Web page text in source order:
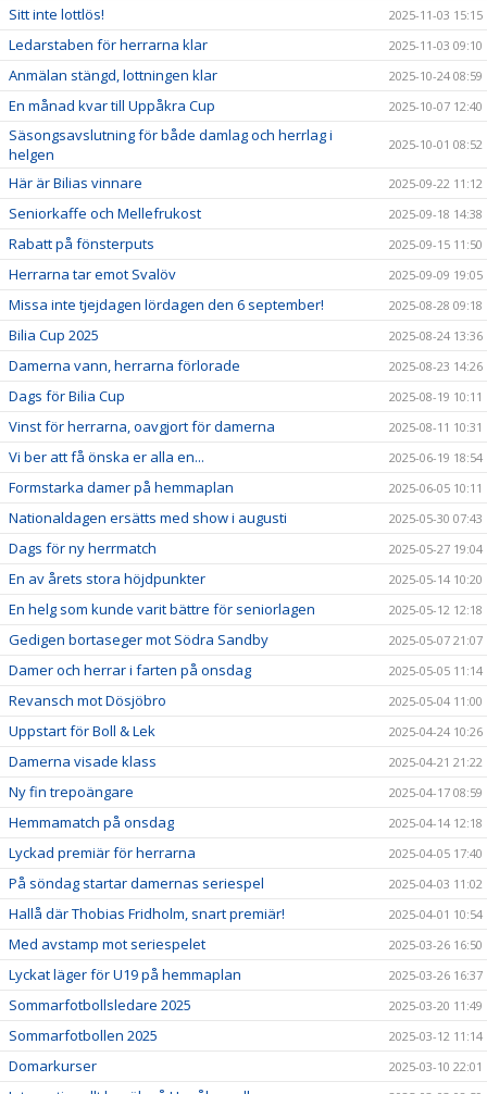
Sitt inte lottlös! 2025-11-03 15:15
Ledarstaben för herrarna klar 2025-11-03 09:10
Anmälan stängd, lottningen klar 2025-10-24 08:59
En månad kvar till Uppåkra Cup 2025-10-07 12:40
Säsongsavslutning för både damlag och herrlag i
helgen
2025-10-01 08:52
Här är Bilias vinnare 2025-09-22 11:12
Seniorkaffe och Mellefrukost 2025-09-18 14:38
Rabatt på fönsterputs 2025-09-15 11:50
Herrarna tar emot Svalöv 2025-09-09 19:05
Missa inte tjejdagen lördagen den 6 september! 2025-08-28 09:18
Bilia Cup 2025 2025-08-24 13:36
Damerna vann, herrarna förlorade 2025-08-23 14:26
Dags för Bilia Cup 2025-08-19 10:11
Vinst för herrarna, oavgjort för damerna 2025-08-11 10:31
Vi ber att få önska er alla en... 2025-06-19 18:54
Formstarka damer på hemmaplan 2025-06-05 10:11
Nationaldagen ersätts med show i augusti 2025-05-30 07:43
Dags för ny herrmatch 2025-05-27 19:04
En av årets stora höjdpunkter 2025-05-14 10:20
En helg som kunde varit bättre för seniorlagen 2025-05-12 12:18
Gedigen bortaseger mot Södra Sandby 2025-05-07 21:07
Damer och herrar i farten på onsdag 2025-05-05 11:14
Revansch mot Dösjöbro 2025-05-04 11:00
Uppstart för Boll & Lek 2025-04-24 10:26
Damerna visade klass 2025-04-21 21:22
Ny fin trepoängare 2025-04-17 08:59
Hemmamatch på onsdag 2025-04-14 12:18
Lyckad premiär för herrarna 2025-04-05 17:40
På söndag startar damernas seriespel 2025-04-03 11:02
Hallå där Thobias Fridholm, snart premiär! 2025-04-01 10:54
Med avstamp mot seriespelet 2025-03-26 16:50
Lyckat läger för U19 på hemmaplan 2025-03-26 16:37
Sommarfotbollsledare 2025 2025-03-20 11:49
Sommarfotbollen 2025 2025-03-12 11:14
Domarkurser 2025-03-10 22:01